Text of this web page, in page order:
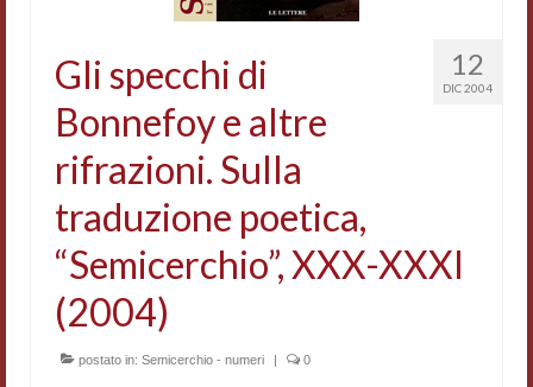
Didattica
Master INFOTEXT
Workshop DH
Summer School DH
ERASMUS/DEMM
Storia e forme della canzone
Pubblicazioni
12
DIC 2004
Gli specchi di
Bonnefoy e altre
rifrazioni. Sulla
traduzione poetica,
“Semicerchio”, XXX-XXXI
(2004)
postato in: Semicerchio - numeri | 0